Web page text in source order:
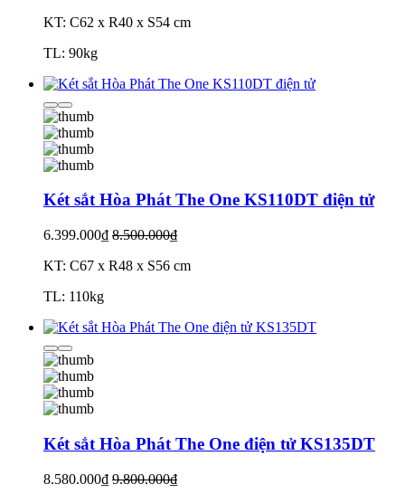
KT: C62 x R40 x S54 cm
TL: 90kg
Két sắt Hòa Phát The One KS110DT điện tử
6.399.000₫ 8.500.000₫
KT: C67 x R48 x S56 cm
TL: 110kg
Két sắt Hòa Phát The One điện tử KS135DT
8.580.000₫ 9.800.000₫